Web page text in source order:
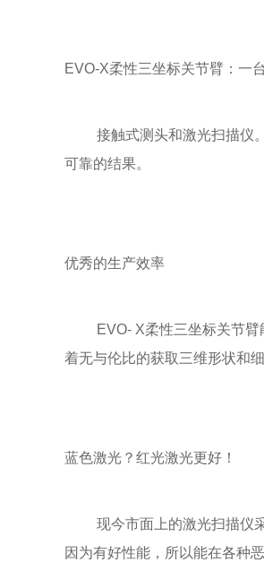
EVO-X柔性三坐标关节臂：一
接触式测头和激光扫描仪。
可靠的结果。
优秀的生产效率
EVO- X柔性三坐标关节臂能
着无与伦比的获取三维形状和细
蓝色激光？红光激光更好！
现今市面上的激光扫描仪采
因为有好性能，所以能在各种